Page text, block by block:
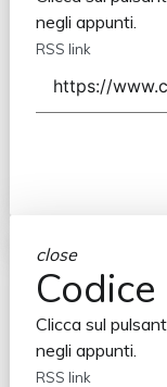
negli appunti.
RSS link
close
Codice
Clicca sul
negli appunti.
RSS link